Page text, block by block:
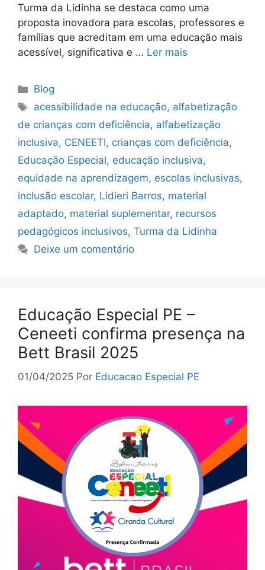
Turma da Lidinha se destaca como uma
proposta inovadora para escolas, professores e
famílias que acreditam em uma educação mais
acessível, significativa e … Ler mais
Blog
acessibilidade na educação, alfabetização
de crianças com deficiência, alfabetização
inclusiva, CENEETI, crianças com deficiência,
Educação Especial, educação inclusiva,
equidade na aprendizagem, escolas inclusivas,
inclusão escolar, Lidieri Barros, material
adaptado, material suplementar, recursos
pedagógicos inclusivos, Turma da Lidinha
Deixe um comentário
Educação Especial PE –
Ceneeti confirma presença na
Bett Brasil 2025
01/04/2025 Por Educacao Especial PE